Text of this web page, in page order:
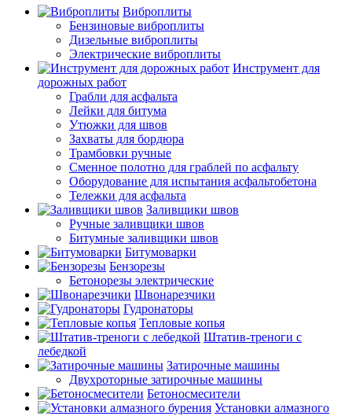
Виброплиты
Бензиновые виброплиты
Дизельные виброплиты
Электрические виброплиты
Инструмент для
дорожных работ
Грабли для асфальта
Лейки для битума
Утюжки для швов
Захваты для бордюра
Трамбовки ручные
Сменное полотно для граблей по асфальту
Оборудование для испытания асфальтобетона
Тележки для асфальта
Заливщики швов
Ручные заливщики швов
Битумные заливщики швов
Битумоварки
Бензорезы
Бетонорезы электрические
Швонарезчики
Гудронаторы
Тепловые копья
Штатив-треноги с
лебедкой
Затирочные машины
Двухроторные затирочные машины
Бетоносмесители
Установки алмазного